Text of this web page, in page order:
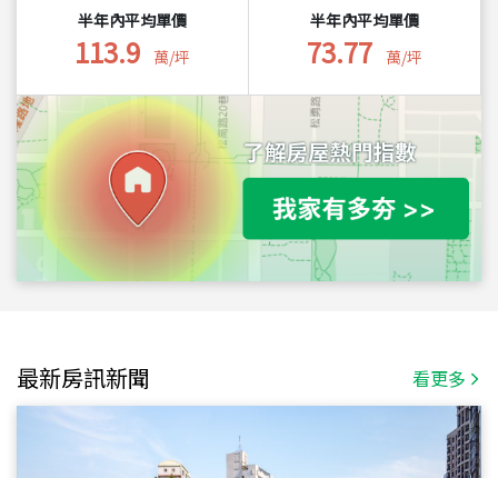
半年內平均單價
113.9 萬/坪
半年內平均單價
73.77 萬/坪
最新房訊新聞 看更多